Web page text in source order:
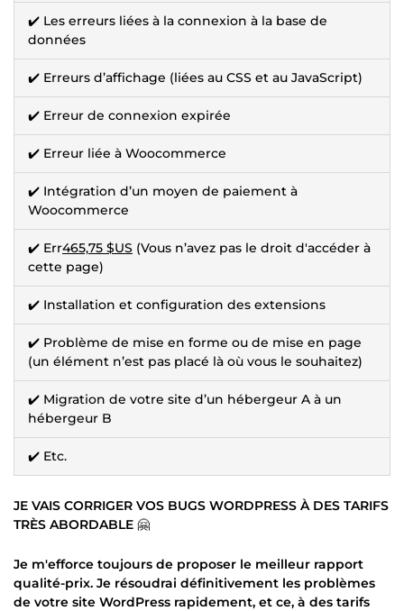
✔️ Les erreurs liées à la connexion à la base de
données
✔️ Erreurs d’affichage (liées au CSS et au JavaScript)
✔️ Erreur de connexion expirée
✔️ Erreur liée à Woocommerce
✔️ Intégration d’un moyen de paiement à
Woocommerce
✔️ Err465,75 $US (Vous n’avez pas le droit d'accéder à
cette page)
✔️ Installation et configuration des extensions
✔️ Problème de mise en forme ou de mise en page
(un élément n’est pas placé là où vous le souhaitez)
✔️ Migration de votre site d’un hébergeur A à un
hébergeur B
✔️ Etc.
JE VAIS CORRIGER VOS BUGS WORDPRESS À DES TARIFS
TRÈS ABORDABLE 🤗
Je m'efforce toujours de proposer le meilleur rapport
qualité-prix. Je résoudrai définitivement les problèmes
de votre site WordPress rapidement, et ce, à des tarifs